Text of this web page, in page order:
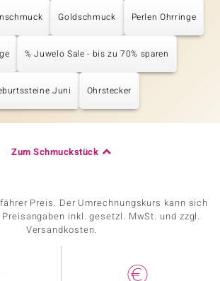
Goldschmuck Perlen Ohrringe
% Juwelo Sale - bis zu 70% sparen
Juni Ohrstecker
Zum Schmuckstück
Preis. Der Umrechnungskurs kann sich
inkl. gesetzl. MwSt. und zzgl.
Versandkosten.